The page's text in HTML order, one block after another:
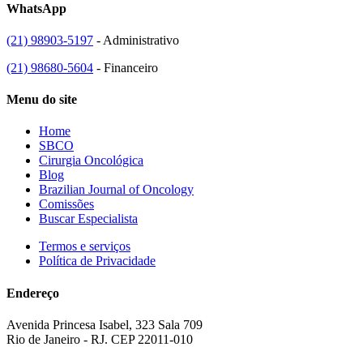
WhatsApp
(21) 98903-5197 - Administrativo
(21) 98680-5604 - Financeiro
Menu do site
Home
SBCO
Cirurgia Oncológica
Blog
Brazilian Journal of Oncology
Comissões
Buscar Especialista
Termos e serviços
Política de Privacidade
Endereço
Avenida Princesa Isabel, 323 Sala 709
Rio de Janeiro - RJ. CEP 22011-010